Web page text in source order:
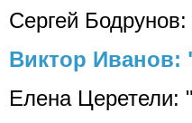
Сергей
Виктор Иванов:
Елена Церетели: